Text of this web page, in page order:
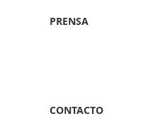
PRENSA
CONTACTO